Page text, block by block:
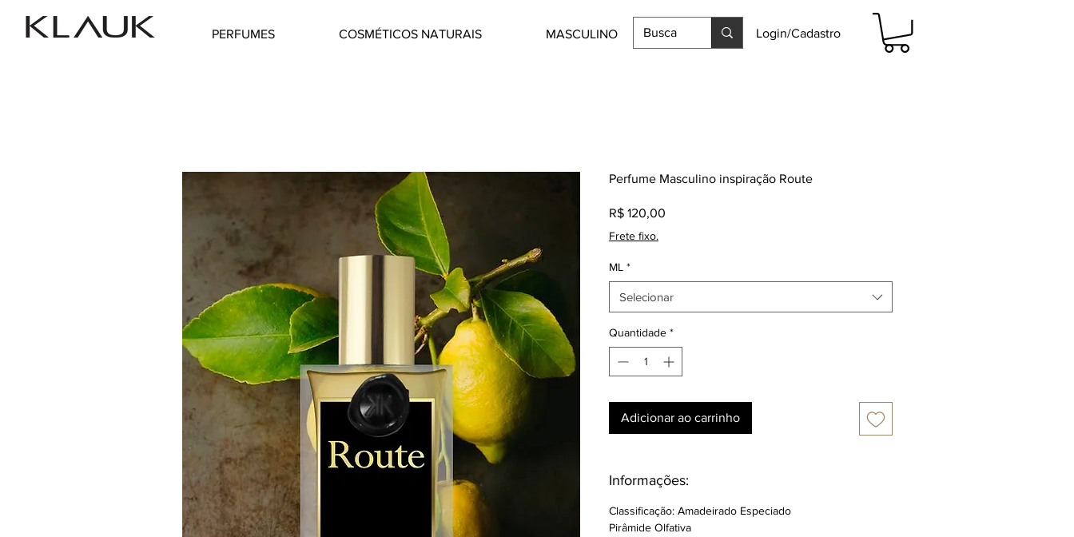
PERFUMES COSMÉTICOS NATURAIS MASCULINO Login/Cadastro
Perfume Masculino inspiração Route
R$ 120,00
Frete fixo.
ML *
Selecionar
Quantidade *
Adicionar ao carrinho
Informações:
Classificação: Amadeirado Especiado
Pirâmide Olfativa